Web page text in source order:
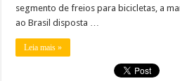
segmento de freios para bicicletas, a
ao Brasil disposta …
Leia mais »